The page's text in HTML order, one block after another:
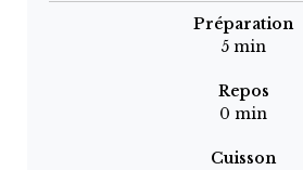
Préparation
5 min
Repos
0 min
Cuisson